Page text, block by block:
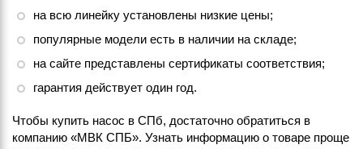
на всю линейку установлены низкие цены;
популярные модели есть в наличии на складе;
на сайте представлены сертификаты соответствия;
гарантия действует один год.
Чтобы купить насос в СПб, достаточно обратиться в
компанию «МВК СПБ». Узнать информацию о товаре проще